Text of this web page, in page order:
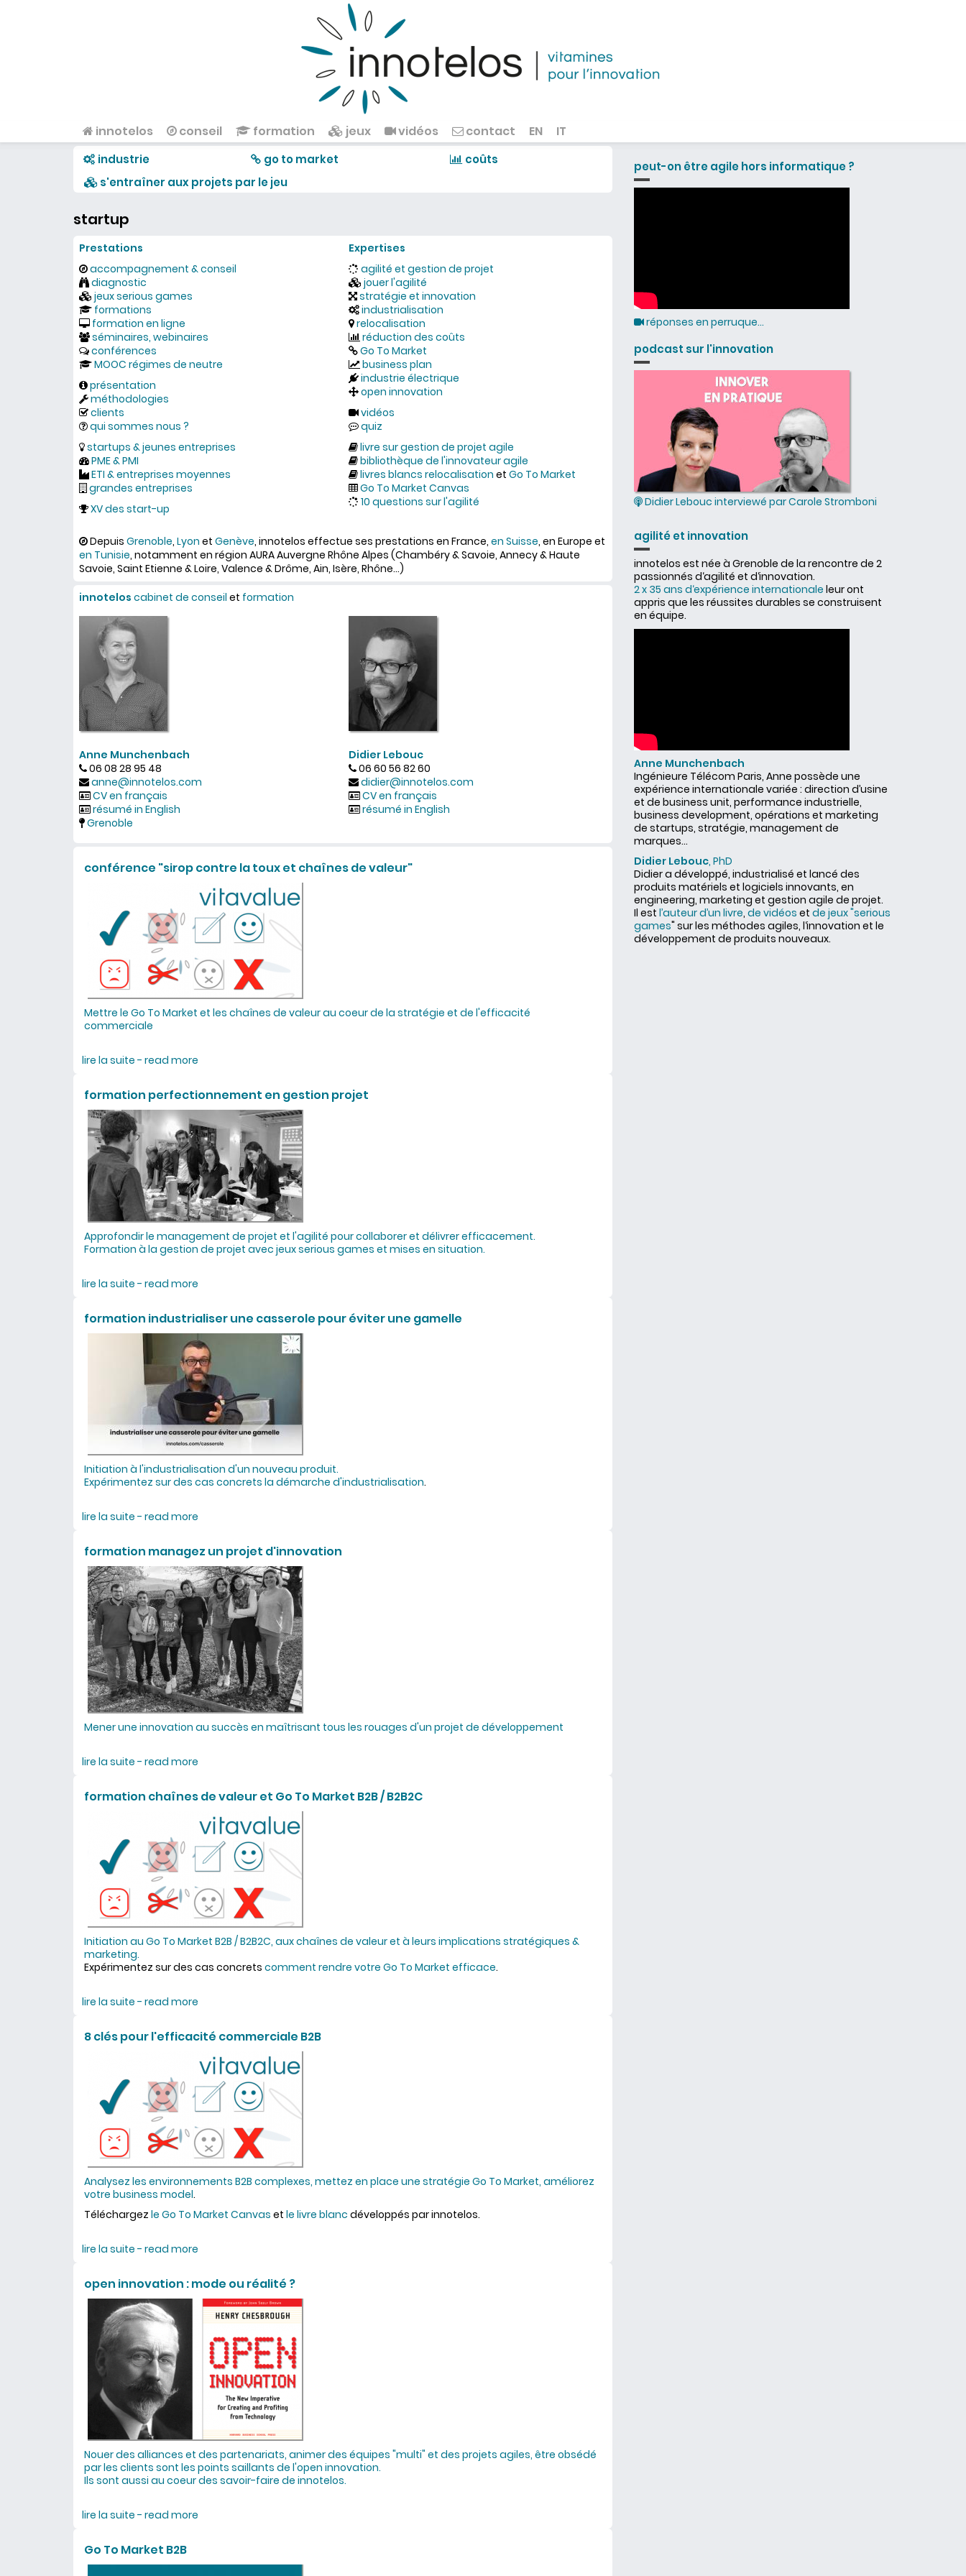
Menu principal
innotelos conseil formation jeux vidéos contact EN IT
industrie go to market
coûts
s'entraîner aux projets par le jeu
startup
Prestations
accompagnement & conseil
diagnostic
jeux serious games
formations
formation en ligne
séminaires, webinaires
conférences
MOOC régimes de neutre
présentation
méthodologies
clients
qui sommes nous ?
startups & jeunes entreprises
PME & PMI
ETI & entreprises moyennes
grandes entreprises
XV des start-up
Expertises
agilité et gestion de projet
jouer l'agilité
stratégie et innovation
industrialisation
relocalisation
réduction des coûts
Go To Market
business plan
industrie électrique
open innovation
vidéos
quiz
livre sur gestion de projet agile
bibliothèque de l'innovateur agile
livres blancs relocalisation et Go To Market
Go To Market Canvas
10 questions sur l'agilité
Depuis Grenoble, Lyon et Genève, innotelos effectue ses prestations en France, en Suisse, en Europe et
en Tunisie, notamment en région AURA Auvergne Rhône Alpes (Chambéry & Savoie, Annecy & Haute
Savoie, Saint Etienne & Loire, Valence & Drôme, Ain, Isère, Rhône...)
innotelos cabinet de conseil et formation
Anne Munchenbach
06 08 28 95 48
anne@innotelos.com
CV en français
résumé in English
Grenoble
Didier Lebouc
06 60 56 82 60
didier@innotelos.com
CV en français
résumé in English
conférence "sirop contre la toux et chaînes de valeur"
Mettre le Go To Market et les chaînes de valeur au coeur de la stratégie et de l'efficacité
commerciale
lire la suite - read more
formation perfectionnement en gestion projet
Approfondir le management de projet et l'agilité pour collaborer et délivrer efficacement.
Formation à la gestion de projet avec jeux serious games et mises en situation.
lire la suite - read more
formation industrialiser une casserole pour éviter une gamelle
Initiation à l'industrialisation d'un nouveau produit.
Expérimentez sur des cas concrets la démarche d'industrialisation.
lire la suite - read more
formation managez un projet d'innovation
Mener une innovation au succès en maîtrisant tous les rouages d'un projet de développement
lire la suite - read more
formation chaînes de valeur et Go To Market B2B / B2B2C
Initiation au Go To Market B2B / B2B2C, aux chaînes de valeur et à leurs implications stratégiques &
marketing.
Expérimentez sur des cas concrets comment rendre votre Go To Market efficace.
lire la suite - read more
8 clés pour l'efficacité commerciale B2B
Analysez les environnements B2B complexes, mettez en place une stratégie Go To Market, améliorez
votre business model.
Téléchargez le Go To Market Canvas et le livre blanc développés par innotelos.
lire la suite - read more
open innovation : mode ou réalité ?
Nouer des alliances et des partenariats, animer des équipes "multi" et des projets agiles, être obsédé
par les clients sont les points saillants de l'open innovation.
Ils sont aussi au coeur des savoir-faire de innotelos.
lire la suite - read more
Go To Market B2B
peut-on être agile hors informatique ?
réponses en perruque...
podcast sur l'innovation
Didier Lebouc interviewé par Carole Stromboni
agilité et innovation
innotelos est née à Grenoble de la rencontre de 2
passionnés d‘agilité et d‘innovation.
2 x 35 ans d‘expérience internationale leur ont
appris que les réussites durables se construisent
en équipe.
Anne Munchenbach
Ingénieure Télécom Paris, Anne possède une
expérience internationale variée : direction d’usine
et de business unit, performance industrielle,
business development, opérations et marketing
de startups, stratégie, management de
marques...
Didier Lebouc, PhD
Didier a développé, industrialisé et lancé des
produits matériels et logiciels innovants, en
engineering, marketing et gestion agile de projet.
Il est l’auteur d’un livre, de vidéos et de jeux "serious
games" sur les méthodes agiles, l‘innovation et le
développement de produits nouveaux.